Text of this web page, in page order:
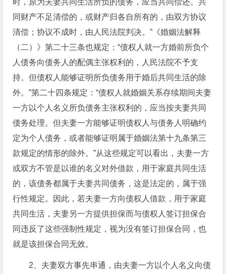
时，原为夫妻共同生活所负的债务，应当共同偿还。共
同财产不足清偿的，或财产归各自所有的，由双方协议
清偿；协议不成时，由人民法院判决。”《婚姻法解释
（二）》第二十三条也规定：“债权人就一方婚前所负个
人债务向债务人的配偶主张权利的，人民法院不予支
持。但债权人能够证明所负债务用于婚后共同生活的除
外。”第二十四条规定：“债权人就婚姻关系存续期间夫妻
一方以个人名义所负债务主张权利的，应当按夫妻共同
债务处理。但夫妻一方能够证明债权人与债务人明确约
定为个人债务，或者能够证明属于婚姻法第十九条第三
款规定的情形的除外。”从这些规定可以看出，夫妻一方
或双方不管是以谁的名义对外借款，用于家庭共同生活
的，该债务都属于夫妻共同债务，这是法定的，属于强
行性规定。因此，若夫妻一方向债权人借款，用于家庭
共同生活，夫妻另一方提供担保而与债权人签订担保合
同违反了这些强制性规定，视为没有签订担保合同，也
就是该担保合同无效。
2、夫妻双方事先串通，由夫妻一方以个人名义向债